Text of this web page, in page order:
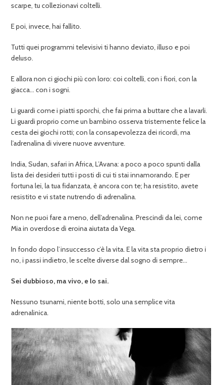
scarpe, tu collezionavi coltelli.
E poi, invece, hai fallito.
Tutti quei programmi televisivi ti hanno deviato, illuso e poi
deluso.
E allora non ci giochi più con loro: coi coltelli, con i fiori, con la
giacca… con i sogni.
Li guardi come i piatti sporchi, che fai prima a buttare che a lavarli.
Li guardi proprio come un bambino osserva tristemente felice la
cesta dei giochi rotti; con la consapevolezza dei ricordi, ma
l’adrenalina di vivere nuove avventure.
India, Sudan, safari in Africa, L’Avana: a poco a poco spunti dalla
lista dei desideri tutti i posti di cui ti stai innamorando. E per
fortuna lei, la tua fidanzata, è ancora con te; ha resistito, avete
resistito e vi state nutrendo di adrenalina.
Non ne puoi fare a meno, dell’adrenalina. Prescindi da lei, come
Mia in overdose di eroina aiutata da Vega.
In fondo dopo l’insuccesso c’è la vita. E la vita sta proprio dietro i
no, i passi indietro, le scelte diverse dal sogno di sempre…
Sei dubbioso, ma vivo, e lo sai.
Nessuno tsunami, niente botti, solo una semplice vita
adrenalinica.